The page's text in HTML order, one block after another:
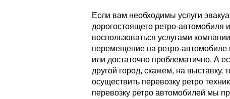
Если вам необходимы услуги
дорогостоящего ретро-автомобиля
воспользоваться услугами
перемещение на ретро-
или достаточно проблематично. А
другой город, скажем, на выставку,
осуществить перевозку ретро
перевозку ретро автомобилей мы